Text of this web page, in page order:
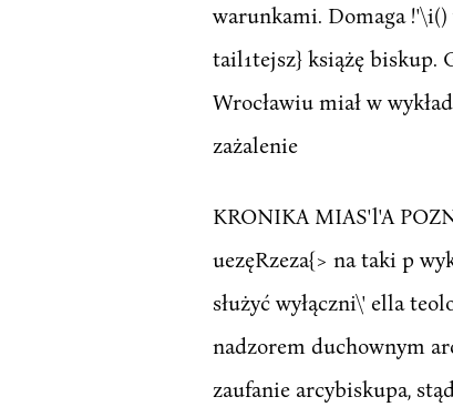
warunkami. Domaga
tail1tejsz} książę biskup.
Wrocławiu miał w
zażalenie
KRONIKA MIAS'l'A
uezęRzeza{> na taki p
służyć wyłączni\' ella
nadzorem duchownym
zaufanie arcybiskupa,